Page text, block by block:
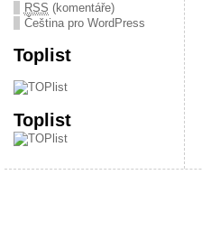
RSS (komentáře)
Čeština pro WordPress
Toplist
Toplist